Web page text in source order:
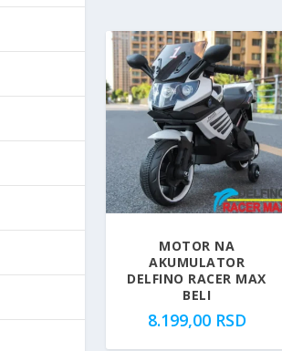
MOTOR NA
AKUMULATOR
DELFINO RACER MAX
BELI
8.199,00 RSD